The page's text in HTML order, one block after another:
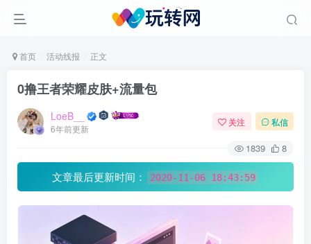
首页 活动线报 正文
0撸王者荣耀皮肤+流量包
LoeB__
6年前更新
关注 私信
1839 8
文章最后更新时间： 2020-11-06 18:43:59